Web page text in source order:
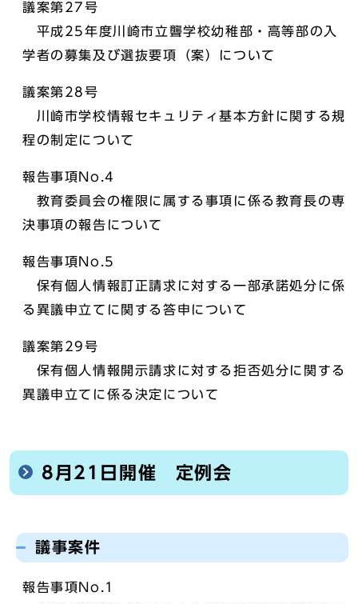
議案第27号
平成25年度川崎市立聾学校幼稚部・高等部の入
学者の募集及び選抜要項（案）について
議案第28号
川崎市学校情報セキュリティ基本方針に関する規
程の制定について
報告事項No.4
教育委員会の権限に属する事項に係る教育長の専
決事項の報告について
報告事項No.5
保有個人情報訂正請求に対する一部承諾処分に係
る異議申立てに関する答申について
議案第29号
保有個人情報開示請求に対する拒否処分に関する
異議申立てに係る決定について
8月21日開催 定例会
議事案件
報告事項No.1